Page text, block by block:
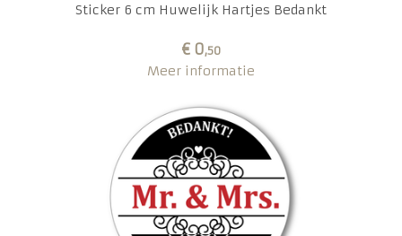
Sticker 6 cm Huwelijk Hartjes Bedankt
€ 0,50
Meer informatie